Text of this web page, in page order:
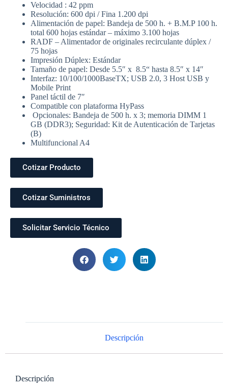
Velocidad : 42 ppm
Resolución: 600 dpi / Fina 1.200 dpi
Alimentación de papel: Bandeja de 500 h. + B.M.P 100 h.
total 600 hojas estándar – máximo 3.100 hojas
RADF – Alimentador de originales recirculante dúplex /
75 hojas
Impresión Dúplex: Estándar
Tamaño de papel: Desde 5.5″ x 8.5“ hasta 8.5″ x 14″
Interfaz: 10/100/1000BaseTX; USB 2.0, 3 Host USB y
Mobile Print
Panel táctil de 7″
Compatible con plataforma HyPass
Opcionales: Bandeja de 500 h. x 3; memoria DIMM 1
GB (DDR3); Seguridad: Kit de Autenticación de Tarjetas
(B)
Multifuncional A4
Cotizar Producto
Cotizar Suministros
Solicitar Servicio Técnico
Descripción
Descripción